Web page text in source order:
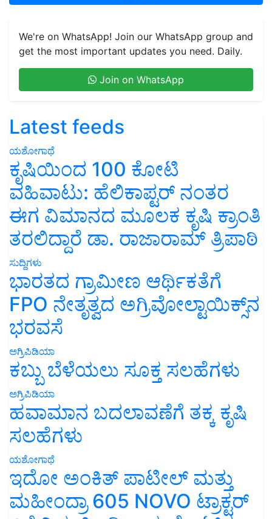
We're on WhatsApp! Join our WhatsApp group and
get the most important updates you need. Daily.
Join on WhatsApp
Latest feeds
ಯಶೋಗಾಥೆ
ಕೃಷಿಯಿಂದ 100 ಕೋಟಿ
ವಹಿವಾಟು: ಹೆಲಿಕಾಪ್ಟರ್ ನಂತರ
ಈಗ ವಿಮಾನದ ಮೂಲಕ ಕೃಷಿ ಕ್ರಾಂತಿ
ತರಲಿದ್ದಾರೆ ಡಾ. ರಾಜಾರಾಮ್ ತ್ರಿಪಾಠಿ
ಸುದ್ದಿಗಳು
ಭಾರತದ ಗ್ರಾಮೀಣ ಆರ್ಥಿಕತೆಗೆ
FPO ನೇತೃತ್ವದ ಅಗ್ರಿವೋಲ್ಟಾಯಿಕ್ಸ್‌ನ
ಭರವಸೆ
ಅಗ್ರಿಪಿಡಿಯಾ
ಕಬ್ಬು ಬೆಳೆಯಲು ಸೂಕ್ತ ಸಲಹೆಗಳು
ಅಗ್ರಿಪಿಡಿಯಾ
ಹವಾಮಾನ ಬದಲಾವಣೆಗೆ ತಕ್ಕ ಕೃಷಿ
ಸಲಹೆಗಳು
ಯಶೋಗಾಥೆ
ಇದೋ ಅಂಕಿತ್ ಪಾಟೀಲ್ ಮತ್ತು
ಮಹೀಂದ್ರಾ 605 NOVO ಟ್ರಾಕ್ಟರ್